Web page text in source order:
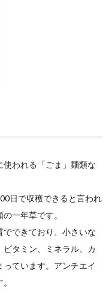
われる「ごま」麺類な
日で収穫できると言われ
一年草です。
できており、小さいな
タミン、ミネラル、カ
ています。アンチエイ
ト
チャミスル
ぷるもち水餃子
メン
만두